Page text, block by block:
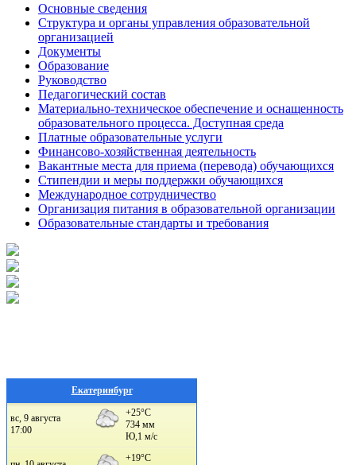
Основные сведения
Структура и органы управления образовательной
организацией
Документы
Образование
Руководство
Педагогический состав
Материально-техническое обеспечение и оснащенность
образовательного процесса. Доступная среда
Платные образовательные услуги
Финансово-хозяйственная деятельность
Вакантные места для приема (перевода) обучающихся
Стипендии и меры поддержки обучающихся
Международное сотрудничество
Организация питания в образовательной организации
Образовательные стандарты и требования
Екатеринбург